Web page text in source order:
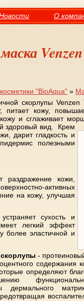
О
"BioAqua"»
скорлупы Venzen
питает кожу,
кожу и сглаживает
здоровый вид. Крем
дарит гладкость и
полезными
раздражение кожи,
активных
на кожу, улучшая
сухость и
легкий эффект
более эластичной и
-
содержания
определяют
дермального